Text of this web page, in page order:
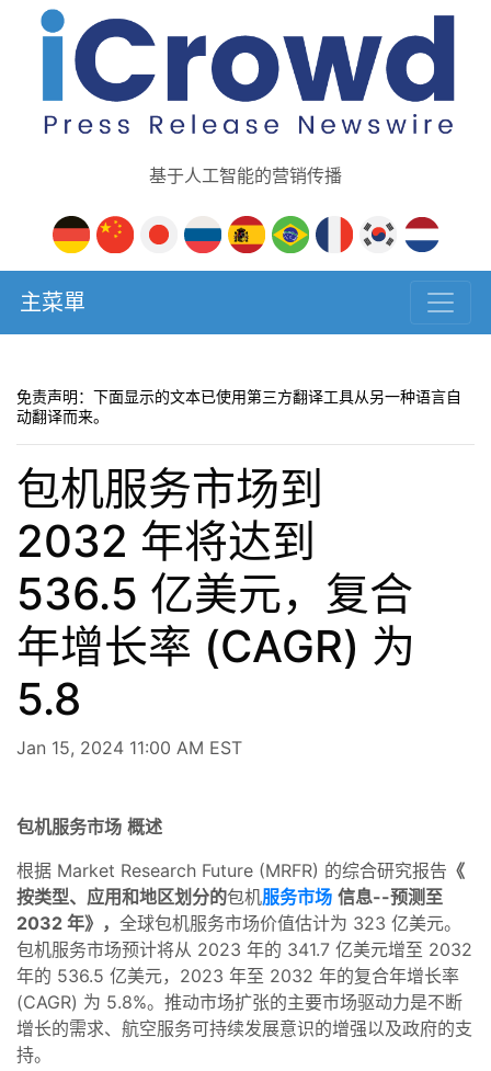
基于人工智能的营销传播
主菜單
免责声明：下面显示的文本已使用第三方翻译工具从另一种语言自
动翻译而来。
包机服务市场到
2032 年将达到
536.5 亿美元，复合
年增长率 (CAGR) 为
5.8
Jan 15, 2024 11:00 AM EST
包机服务市场 概述
根据 Market Research Future (MRFR) 的综合研究报告 《
按类型、应用和地区划分的包机服务市场 信息--预测至
2032 年》， 全球包机服务市场价值估计为 323 亿美元。
包机服务市场预计将从 2023 年的 341.7 亿美元增至 2032
年的 536.5 亿美元，2023 年至 2032 年的复合年增长率
(CAGR) 为 5.8%。推动市场扩张的主要市场驱动力是不断
增长的需求、航空服务可持续发展意识的增强以及政府的支
持。